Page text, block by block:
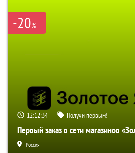
-20%
12:12:33 Получи первым!
Первый заказ в сети магазинов
Россия